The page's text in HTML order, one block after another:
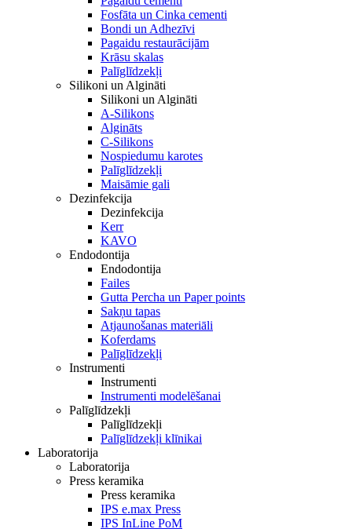
Fosfāta un Cinka cementi
Bondi un Adhezīvi
Pagaidu restaurācijām
Krāsu skalas
Palīglīdzekļi
Silikoni un Algināti
Silikoni un Algināti
A-Silikons
Algināts
C-Silikons
Nospiedumu karotes
Palīglīdzekļi
Maisāmie gali
Dezinfekcija
Dezinfekcija
Kerr
KAVO
Endodontija
Endodontija
Failes
Gutta Percha un Paper points
Sakņu tapas
Atjaunošanas materiāli
Koferdams
Palīglīdzekļi
Instrumenti
Instrumenti
Instrumenti modelēšanai
Palīglīdzekļi
Palīglīdzekļi
Palīglīdzekļi klīnikai
Laboratorija
Laboratorija
Press keramika
Press keramika
IPS e.max Press
IPS InLine PoM